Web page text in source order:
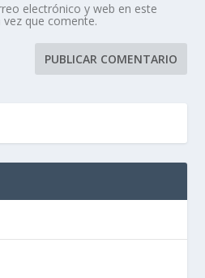
electrónico y web en este
que comente.